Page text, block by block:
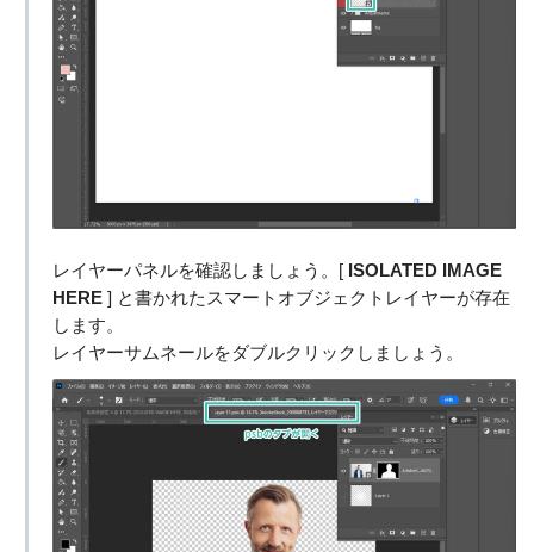
レイヤーパネルを確認しましょう。[ ISOLATED IMAGE
HERE] と書かれたスマートオブジェクトレイヤーが存在
します。
レイヤーサムネールをダブルクリックしましょう。